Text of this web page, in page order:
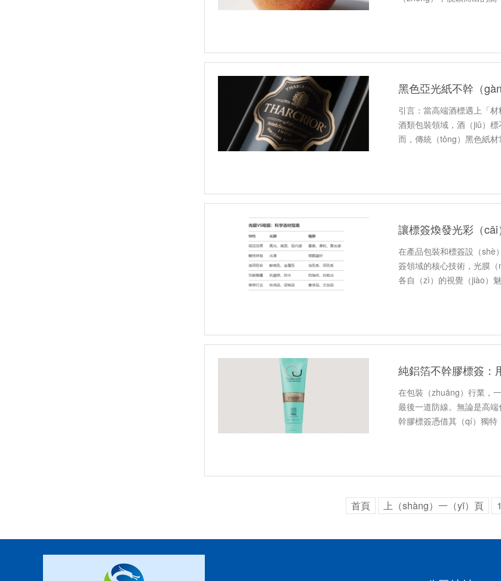
引言：當高端酒標遇上「
酒類包裝領域，酒（jiǔ）
而，傳統（tǒng）黑色紙
在產品包裝和標簽設（shè
簽領域的核心技術，光膜
各自（zì）的視覺（jiào）
純鋁箔不幹膠標簽：
在包裝（zhuāng）行業，
最後一道防線。無論是高
幹膠標簽憑借其（qí）獨特
首頁 上（shàng）一（yī）頁 1